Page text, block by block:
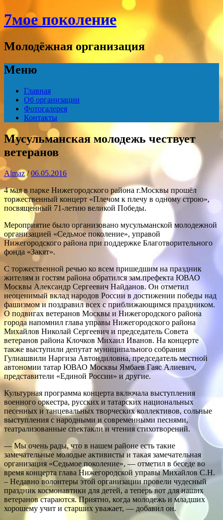
7мое поколение
Молодёжная организация
Меню
Перейти
содержимому
Главная
Об организации
Фотогалерея
Контакты
Мусульманская молодежь чествует
ветеранов
Almaz/06.05.2016
4 мая в парке Нижегородского района г.Москвы прошёл
торжественный концерт «Плечом к плечу в одному строю»,
посвященный 71-летию великой Победы.
Мероприятие было организовано мусульманской молодежной
организацией «Седьмое поколение», управой
Нижегородского района при поддержке Благотворительного
фонда «Закят».
С торжественной речью ко всем пришедшим на праздник
жителям и гостям района обратился зам.префекта ЮВАО
Москвы Александр Сергеевич Найданов. Он отметил
неоценимый вклад народов России в достижении победы над
фашизмом и поздравил всех с приближающимся праздником.
О подвигах ветеранов Москвы и Нижегородского района
города напомнил глава управы Нижегородского района
Михайлов Николай Сергеевич и председатель Совета
ветеранов района Клочков Михаил Иванов. На концерте
также выступили депутат муниципального собрания
Гулиашвили Наргиза Автондиловна, председатель местной
автономии татар ЮВАО Москвы Ямбаев Гаяс Алиевич,
представители «Единой России» и другие.
Культурная программа концерта включала выступления
военного оркестра, русских и татарских национальных
песенных и танцевальных творческих коллективов, сольные
выступления с народными и современными песнями,
театрализованные спектакли и чтения стихотворений.
— Мы очень рады, что в нашем районе есть такие
замечательные молодые активисты и такая замечательная
организация «Седьмое поколение», — отметил в беседе во
время концерта глава Нижегородской управы Михайлов С.Н.
– Недавно волонтеры этой организации провели чудесный
праздник космонавтики для детей, а теперь вот для наших
ветеранов стараются. Приятно, когда молодежь и младших
хорошему учит и старших уважает, — добавил он.